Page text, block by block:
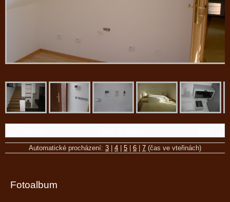
Automatické procházení: 3 4 5 6 7 (čas ve vteřinách)
Fotoalbum